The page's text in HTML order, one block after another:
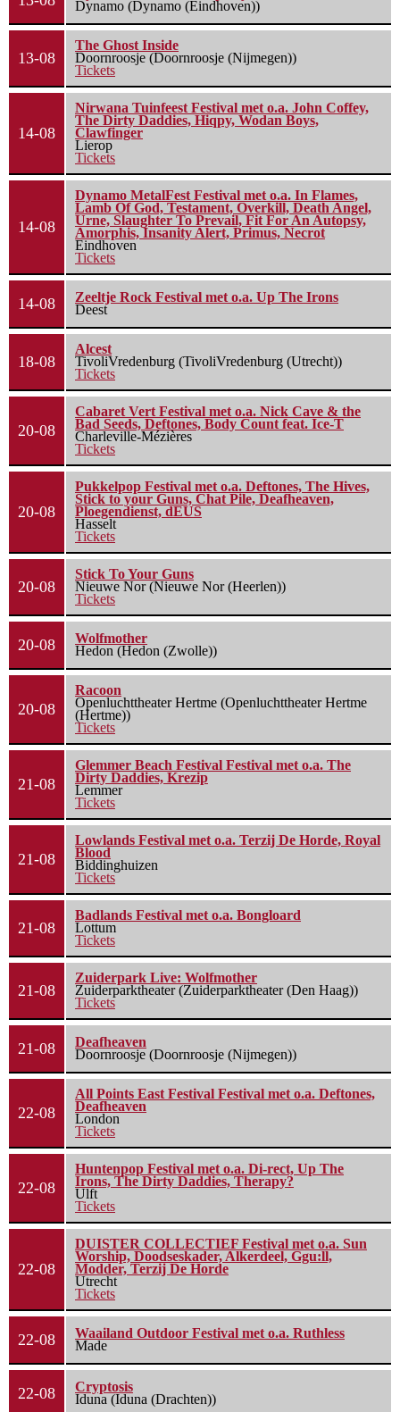
Dynamo (Dynamo (Eindhoven))
13-08
The Ghost Inside
Doornroosje (Doornroosje (Nijmegen))
Tickets
14-08
Nirwana Tuinfeest Festival met o.a. John Coffey,
The Dirty Daddies, Hiqpy, Wodan Boys,
Clawfinger
Lierop
Tickets
14-08
Dynamo MetalFest Festival met o.a. In Flames,
Lamb Of God, Testament, Overkill, Death Angel,
Urne, Slaughter To Prevail, Fit For An Autopsy,
Amorphis, Insanity Alert, Primus, Necrot
Eindhoven
Tickets
14-08
Zeeltje Rock Festival met o.a. Up The Irons
Deest
18-08
Alcest
TivoliVredenburg (TivoliVredenburg (Utrecht))
Tickets
20-08
Cabaret Vert Festival met o.a. Nick Cave & the
Bad Seeds, Deftones, Body Count feat. Ice-T
Charleville-Mézières
Tickets
20-08
Pukkelpop Festival met o.a. Deftones, The Hives,
Stick to your Guns, Chat Pile, Deafheaven,
Ploegendienst, dEUS
Hasselt
Tickets
20-08
Stick To Your Guns
Nieuwe Nor (Nieuwe Nor (Heerlen))
Tickets
20-08
Wolfmother
Hedon (Hedon (Zwolle))
20-08
Racoon
Openluchttheater Hertme (Openluchttheater Hertme
(Hertme))
Tickets
21-08
Glemmer Beach Festival Festival met o.a. The
Dirty Daddies, Krezip
Lemmer
Tickets
21-08
Lowlands Festival met o.a. Terzij De Horde, Royal
Blood
Biddinghuizen
Tickets
21-08
Badlands Festival met o.a. Bongloard
Lottum
Tickets
21-08
Zuiderpark Live: Wolfmother
Zuiderparktheater (Zuiderparktheater (Den Haag))
Tickets
21-08
Deafheaven
Doornroosje (Doornroosje (Nijmegen))
22-08
All Points East Festival Festival met o.a. Deftones,
Deafheaven
London
Tickets
22-08
Huntenpop Festival met o.a. Di-rect, Up The
Irons, The Dirty Daddies, Therapy?
Ulft
Tickets
22-08
DUISTER COLLECTIEF Festival met o.a. Sun
Worship, Doodseskader, Alkerdeel, Ggu:ll,
Modder, Terzij De Horde
Utrecht
Tickets
22-08
Waailand Outdoor Festival met o.a. Ruthless
Made
22-08
Cryptosis
Iduna (Iduna (Drachten))